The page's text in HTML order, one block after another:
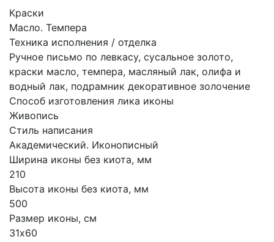
Краски
Масло. Темпера
Техника исполнения / отделка
Ручное письмо по левкасу, сусальное золото,
краски масло, темпера, масляный лак, олифа и
водный лак, подрамник декоративное золочение
Способ изготовления лика иконы
Живопись
Стиль написания
Академический. Иконописный
Ширина иконы без киота, мм
210
Высота иконы без киота, мм
500
Размер иконы, см
31х60